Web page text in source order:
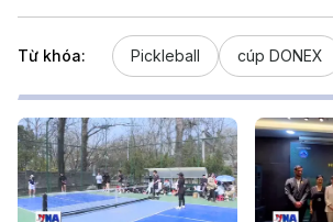
Từ khóa: Pickleball cúp DONEX